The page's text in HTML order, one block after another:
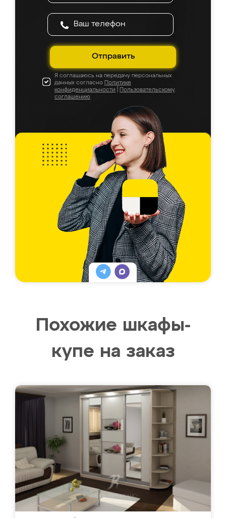
Отправить
Я соглашаюсь на передачу персональных
данных согласно Политике
конфиденциальности
Пользовательскому
соглашению
Похожие шкафы-
купе на заказ